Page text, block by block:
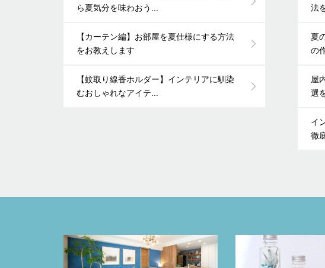
ら夏気分を味わおう...
【カーテン編】お部屋を夏仕様にする方法
をお教えします
【蚊取り線香ホルダー】インテリアに馴染
むおしゃれなアイテ...
法
夏
の
屋
選
イ
徹